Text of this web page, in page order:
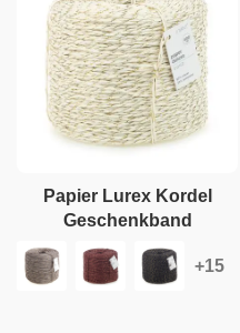
Papier Lurex Kordel
Geschenkband